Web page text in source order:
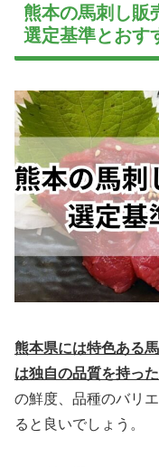
熊本の馬刺し販
選定基準とおす
熊本県には特色ある
は独自の品質を持っ
の鮮度、品種のバリ
ると良いでしょう。